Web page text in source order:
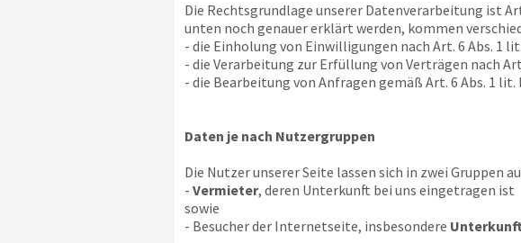
Die Rechtsgrundlage unserer Datenverarbeitung ist
unten noch genauer erklärt werden, kommen
- die Einholung von Einwilligungen nach Art. 6 Abs. 1 lit.
- die Verarbeitung zur Erfüllung von Verträgen nach
- die Bearbeitung von Anfragen gemäß Art. 6 Abs. 1
Daten je nach Nutzergruppen
Die Nutzer unserer Seite lassen sich in zwei Gruppen
- Vermieter, deren Unterkunft bei uns eingetragen ist
sowie
- Besucher der Internetseite, insbesondere